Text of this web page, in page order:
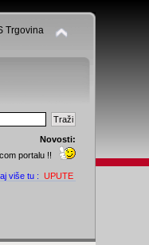
Trgovina
Novosti:
portalu !!
više tu : UPUTE